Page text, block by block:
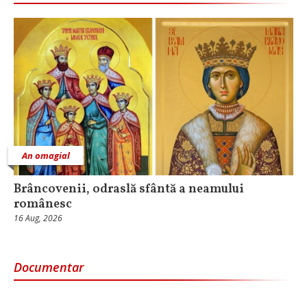
An omagial
Brâncovenii, odraslă sfântă a neamului
românesc
16 Aug, 2026
Documentar